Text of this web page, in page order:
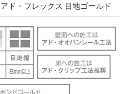
アド・フレックス 目地ゴールド